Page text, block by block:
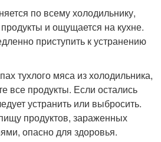
по всему холодильнику,
и ощущается на кухне.
приступить к устранению
тухлого мяса из холодильника,
все продукты. Если остались
устранить или выбросить.
продуктов, зараженных
опасно для здоровья.